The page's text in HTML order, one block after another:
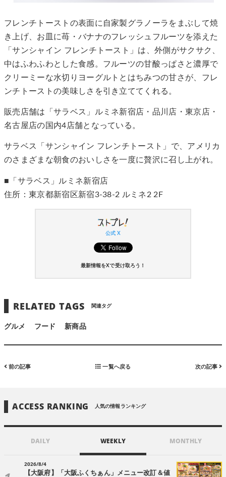
フレンチトーストの表面に自家製グラノーラをまぶして焼
き上げ、お皿に苺・バナナのフレッシュフルーツを添えた
「サンシャイン フレンチトースト」は、外側がサクサク、
中はふわふわとした食感。フルーツの甘酸っぱさと濃厚で
クリーミーな水切りヨーグルトとはちみつの甘さが、フレ
ンチトーストの美味しさを引き立ててくれる。
販売店舗は「サラベス」ルミネ新宿店・品川店・東京店・
名古屋店の国内4店舗となっている。
サラベス「サンシャイン フレンチトースト」で、アメリカ
のさまざまな朝食のおいしさを一度に贅沢に召し上がれ。
■「サラベス」ルミネ新宿店
住所：東京都新宿区新宿3-38-2 ルミネ2 2F
公式 X
最新情報をXで受け取ろう！
RELATED TAGS 関連タグ
グルメ フード 新商品
前の記事 一覧へ戻る 次の記事
ACCESS RANKING 人気の情報ランキング
DAILY WEEKLY MONTHLY
2026/8/4
【大阪府】「大阪ふくちぁん」メニュー改訂＆値